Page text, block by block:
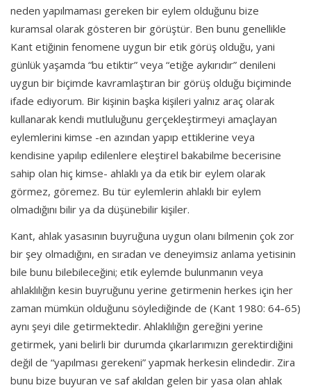
neden yapılmaması gereken bir eylem olduğunu bize
kuramsal olarak gösteren bir görüştür. Ben bunu genellikle
Kant etiğinin fenomene uygun bir etik görüş olduğu, yani
günlük yaşamda “bu etiktir” veya “etiğe aykırıdır” denileni
uygun bir biçimde kavramlaştıran bir görüş olduğu biçiminde
ifade ediyorum. Bir kişinin başka kişileri yalnız araç olarak
kullanarak kendi mutluluğunu gerçekleştirmeyi amaçlayan
eylemlerini kimse -en azından yapıp ettiklerine veya
kendisine yapılıp edilenlere eleştirel bakabilme becerisine
sahip olan hiç kimse- ahlaklı ya da etik bir eylem olarak
görmez, göremez. Bu tür eylemlerin ahlaklı bir eylem
olmadığını bilir ya da düşünebilir kişiler.
Kant, ahlak yasasının buyruğuna uygun olanı bilmenin çok zor
bir şey olmadığını, en sıradan ve deneyimsiz anlama yetisinin
bile bunu bilebileceğini; etik eylemde bulunmanın veya
ahlaklılığın kesin buyruğunu yerine getirmenin herkes için her
zaman mümkün olduğunu söylediğinde de (Kant 1980: 64-65)
aynı şeyi dile getirmektedir. Ahlaklılığın gereğini yerine
getirmek, yani belirli bir durumda çıkarlarımızın gerektirdiğini
değil de “yapılması gerekeni” yapmak herkesin elindedir. Zira
bunu bize buyuran ve saf akıldan gelen bir yasa olan ahlak